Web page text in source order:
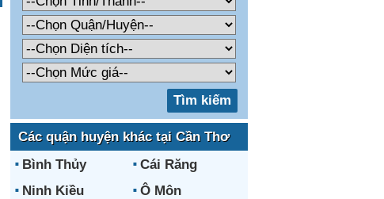
Các quận huyện khác tại Cần Thơ
Bình Thủy
Cái Răng
Ninh Kiều
Ô Môn